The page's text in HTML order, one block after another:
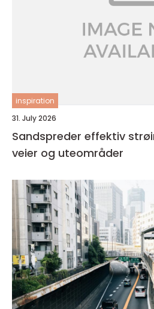
inspiration
31. July 2026
Sandspreder effektiv strøing for tryggere
veier og uteområder